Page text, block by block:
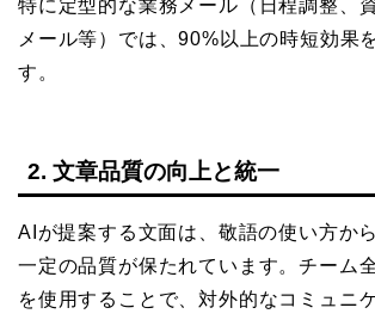
特に定型的な業務メール（日程調整、
メール等）では、90%以上の時短効果
す。
2. 文章品質の向上と統一
AIが提案する文面は、敬語の使い方か
一定の品質が保たれています。チーム
を使用することで、対外的なコミュニ